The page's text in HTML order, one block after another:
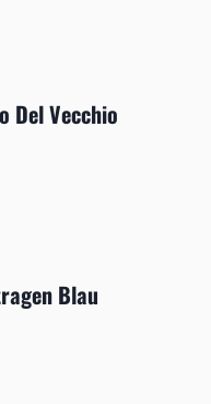
Del Vecchio
Blau